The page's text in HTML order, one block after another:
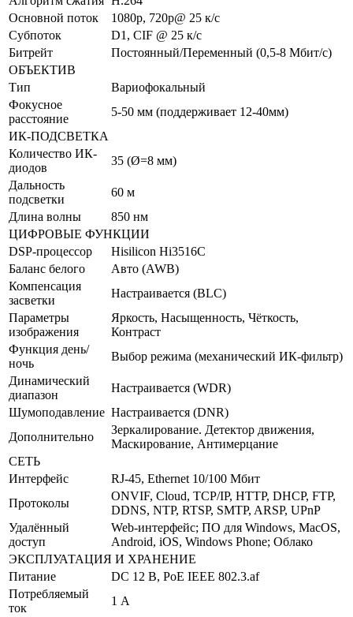
Основной поток
1080p, 720р@ 25 к/с
Субпоток
D1, CIF @ 25 к/с
Битрейт
Постоянный/Переменный (0,5-8 Мбит/с)
ОБЪЕКТИВ
Тип
Вариофокальный
Фокусное
расстояние
5-50 мм (поддерживает 12-40мм)
ИК-ПОДСВЕТКА
Количество ИК-
диодов
35 (Ø=8 мм)
Дальность
подсветки
60 м
Длина волны
850 нм
ЦИФРОВЫЕ ФУНКЦИИ
DSP-процессор
Hisilicon Hi3516С
Баланс белого
Авто (AWB)
Компенсация
засветки
Настраивается (BLC)
Параметры
изображения
Яркость, Насыщенность, Чёткость,
Контраст
Функция день/
ночь
Выбор режима (механический ИК-фильтр)
Динамический
диапазон
Настраивается (WDR)
Шумоподавление Настраивается (DNR)
Дополнительно
Зеркалирование. Детектор движения,
Маскирование, Антимерцание
СЕТЬ
Интерфейс
RJ-45, Ethernet 10/100 Мбит
Протоколы
ONVIF, Cloud, TCP/IP, HTTP, DHCP, FTP,
DDNS, NTP, RTSP, SMTP, ARSP, UPnP
Удалённый
доступ
Web-интерфейс; ПО для Windows, MacOS,
Android, iOS, Windows Phone; Облако
ЭКСПЛУАТАЦИЯ И ХРАНЕНИЕ
Питание
DC 12 В, PoE IEEE 802.3.af
Потребляемый
ток
1 А